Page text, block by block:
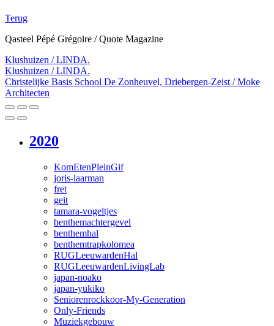
Terug
Qasteel Pépé Grégoire / Quote Magazine
Klushuizen / LINDA.
Klushuizen / LINDA.
Christelijke Basis School De Zonheuvel, Driebergen-Zeist / Moke
Architecten
2020
KomEtenPleinGif
joris-laarman
fret
geit
tamara-vogeltjes
benthemachtergevel
benthemhal
benthemtrapkolomea
RUGLeeuwardenHal
RUGLeeuwardenLivingLab
japan-noako
japan-yukiko
Seniorenrockkoor-My-Generation
Only-Friends
Muziekgebouw